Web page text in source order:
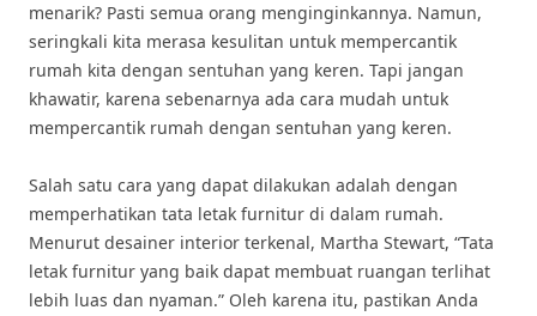
menarik? Pasti semua orang menginginkannya. Namun,
seringkali kita merasa kesulitan untuk mempercantik
rumah kita dengan sentuhan yang keren. Tapi jangan
khawatir, karena sebenarnya ada cara mudah untuk
mempercantik rumah dengan sentuhan yang keren.
Salah satu cara yang dapat dilakukan adalah dengan
memperhatikan tata letak furnitur di dalam rumah.
Menurut desainer interior terkenal, Martha Stewart, “Tata
letak furnitur yang baik dapat membuat ruangan terlihat
lebih luas dan nyaman.” Oleh karena itu, pastikan Anda